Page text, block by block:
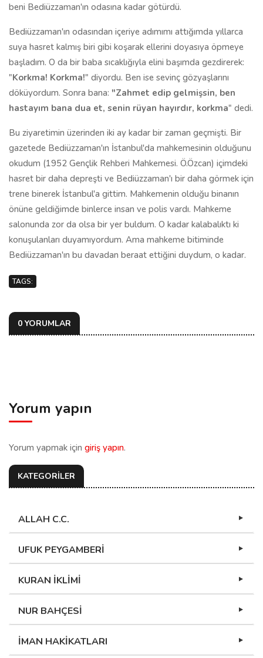
beni Bediüzzaman'ın odasına kadar götürdü.
Bediüzzaman'ın odasından içeriye adımımı attığımda yıllarca
suya hasret kalmış biri gibi koşarak ellerini doyasıya öpmeye
başladım. O da bir baba sıcaklığıyla elini başımda gezdirerek:
"Korkma! Korkma!" diyordu. Ben ise sevinç gözyaşlarını
döküyordum. Sonra bana: "Zahmet edip gelmişsin, ben
hastayım bana dua et, senin rüyan hayırdır, korkma" dedi.
Bu ziyaretimin üzerinden iki ay kadar bir zaman geçmişti. Bir
gazetede Bediüzzaman'ın İstanbul'da mahkemesinin olduğunu
okudum (1952 Gençlik Rehberi Mahkemesi. Ö.Özcan) içimdeki
hasret bir daha depreşti ve Bediüzzaman'ı bir daha görmek için
trene binerek İstanbul'a gittim. Mahkemenin olduğu binanın
önüne geldiğimde binlerce insan ve polis vardı. Mahkeme
salonunda zor da olsa bir yer buldum. O kadar kalabalıktı ki
konuşulanları duyamıyordum. Ama mahkeme bitiminde
Bediüzzaman'ın bu davadan beraat ettiğini duydum, o kadar.
TAGS:
0 YORUMLAR
Yorum yapın
Yorum yapmak için giriş yapın.
KATEGORİLER
ALLAH C.C.
UFUK PEYGAMBERİ
KURAN İKLİMİ
NUR BAHÇESİ
İMAN HAKİKATLARI